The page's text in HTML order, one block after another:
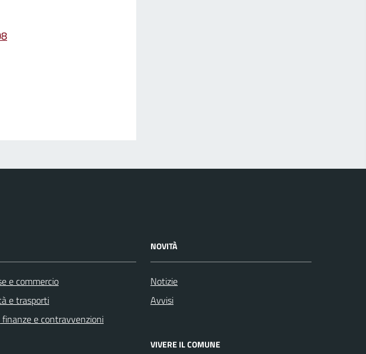
e commercio
e trasporti
finanze e contravvenzioni
NOVITÀ
Notizie
Avvisi
VIVERE IL COMUNE